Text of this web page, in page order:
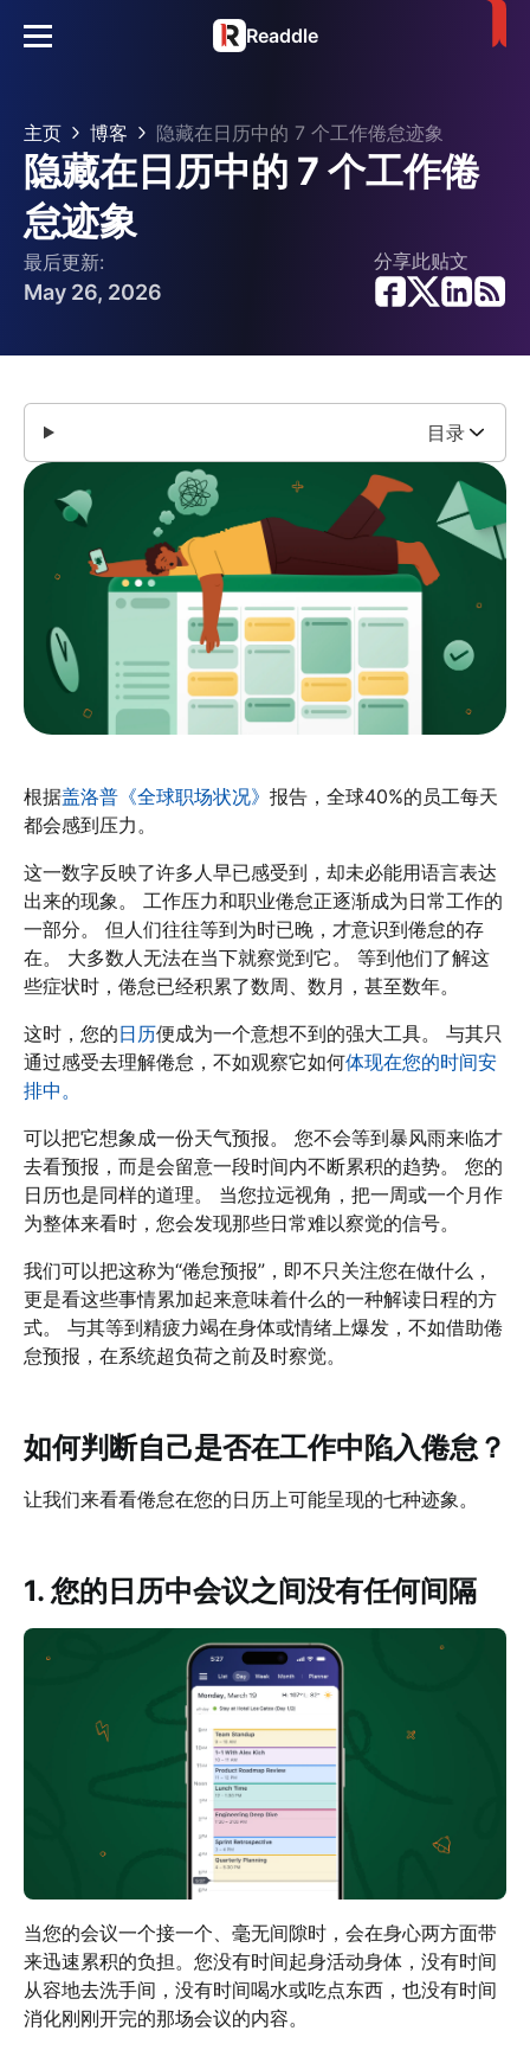
Readdle
主页 博客 隐藏在日历中的 7 个工作倦怠迹象
隐藏在日历中的 7 个工作倦
怠迹象
最后更新:
May 26, 2026
分享此贴文
目录
根据盖洛普《全球职场状况》 报告，全球40%的员工每天
都会感到压力。
这一数字反映了许多人早已感受到，却未必能用语言表达
出来的现象。 工作压力和职业倦怠正逐渐成为日常工作的
一部分。 但人们往往等到为时已晚，才意识到倦怠的存
在。 大多数人无法在当下就察觉到它。 等到他们了解这
些症状时，倦怠已经积累了数周、数月，甚至数年。
这时，您的日历便成为一个意想不到的强大工具。 与其只
通过感受去理解倦怠，不如观察它如何体现在您的时间安
排中。
可以把它想象成一份天气预报。 您不会等到暴风雨来临才
去看预报，而是会留意一段时间内不断累积的趋势。 您的
日历也是同样的道理。 当您拉远视角，把一周或一个月作
为整体来看时，您会发现那些日常难以察觉的信号。
我们可以把这称为“倦怠预报”，即不只关注您在做什么，
更是看这些事情累加起来意味着什么的一种解读日程的方
式。 与其等到精疲力竭在身体或情绪上爆发，不如借助倦
怠预报，在系统超负荷之前及时察觉。
如何判断自己是否在工作中陷入倦怠？
让我们来看看倦怠在您的日历上可能呈现的七种迹象。
1. 您的日历中会议之间没有任何间隔
当您的会议一个接一个、毫无间隙时，会在身心两方面带
来迅速累积的负担。您没有时间起身活动身体，没有时间
从容地去洗手间，没有时间喝水或吃点东西，也没有时间
消化刚刚开完的那场会议的内容。